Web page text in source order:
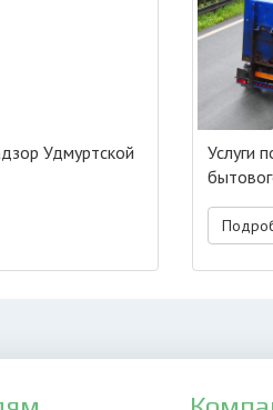
Удмуртской
Услуги